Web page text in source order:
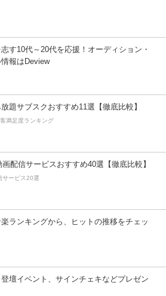
す10代～20代を応援！オーディション・
報はDeview
題サブスクおすすめ11選【徹底比較】
満足度ランキング
画配信サービスおすすめ40選【徹底比較】
サービス20選
ランキングから、ヒットの推移をチェッ
壇イベント、サインチェキなどプレゼン